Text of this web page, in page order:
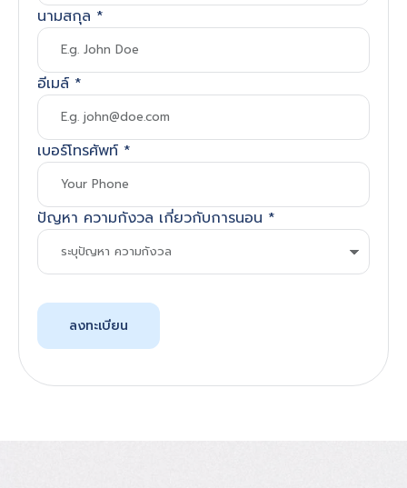
นามสกุล *
อีเมล์ *
เบอร์โทรศัพท์ *
ปัญหา ความกังวล เกี่ยวกับการนอน *
ลงทะเบียน